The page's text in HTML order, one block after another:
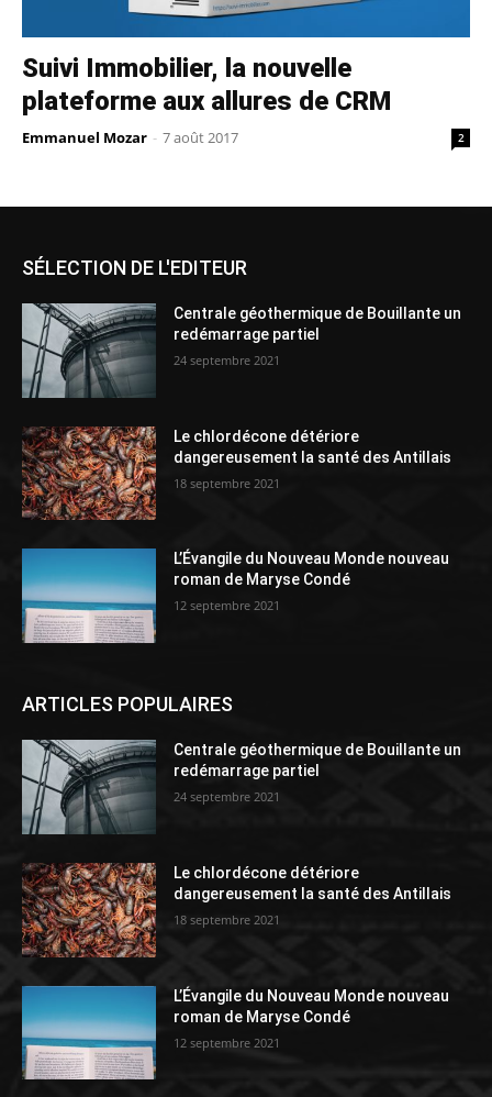
Suivi Immobilier, la nouvelle
plateforme aux allures de CRM
Emmanuel Mozar - 7 août 2017 2
SÉLECTION DE L'EDITEUR
Centrale géothermique de Bouillante un
redémarrage partiel
24 septembre 2021
Le chlordécone détériore
dangereusement la santé des Antillais
18 septembre 2021
L’Évangile du Nouveau Monde nouveau
roman de Maryse Condé
12 septembre 2021
ARTICLES POPULAIRES
Centrale géothermique de Bouillante un
redémarrage partiel
24 septembre 2021
Le chlordécone détériore
dangereusement la santé des Antillais
18 septembre 2021
L’Évangile du Nouveau Monde nouveau
roman de Maryse Condé
12 septembre 2021